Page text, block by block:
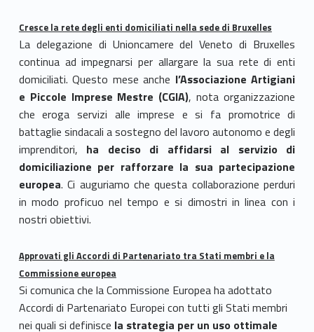
Cresce la rete degli enti domiciliati nella sede di Bruxelles
La delegazione di Unioncamere del Veneto di Bruxelles
continua ad impegnarsi per allargare la sua rete di enti
domiciliati. Questo mese anche l’Associazione Artigiani
e Piccole Imprese Mestre (CGIA), nota organizzazione
che eroga servizi alle imprese e si fa promotrice di
battaglie sindacali a sostegno del lavoro autonomo e degli
imprenditori, ha deciso di affidarsi al servizio di
domiciliazione per rafforzare la sua partecipazione
europea. Ci auguriamo che questa collaborazione perduri
in modo proficuo nel tempo e si dimostri in linea con i
nostri obiettivi.
Approvati gli Accordi di Partenariato tra Stati membri e la
Commissione europea
Si comunica che la Commissione Europea ha adottato
Accordi di Partenariato Europei con tutti gli Stati membri
nei quali si definisce la strategia per un uso ottimale